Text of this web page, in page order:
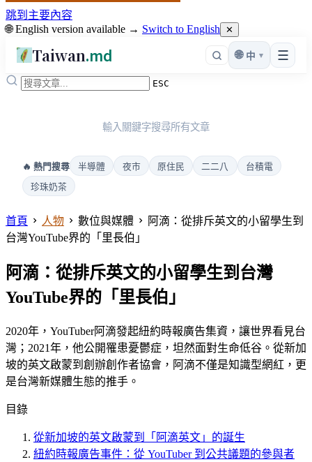
跳到主要內容
🌐 English version available → Switch to English ✕
Taiwan.md ☰
🌐 中 ▾
ESC
輸入關鍵字搜尋所有文章
🔥 熱門搜尋 半導體 夜市 原住民 二二八
台積電
珍珠奶茶
首頁 人物 數位與媒體
阿滴：從排斥英文的小留學生到
台灣YouTube界的「里長伯」
阿滴：從排斥英文的小留學生到台灣
YouTube界的「里長伯」
2020年，YouTuber阿滴發起紐約時報廣告集資，讓世界看見台
灣；2021年，他公開罹患憂鬱症，坦然面對生命低谷。從新加
坡的英文啟蒙到創辦創作者協會，阿滴不僅是知識型網紅，更
是台灣新媒體生態的推手。
目錄
從新加坡的英文啟蒙到「阿滴英文」的誕生
紐約時報廣告事件：從 YouTuber 到公共議題的參與者